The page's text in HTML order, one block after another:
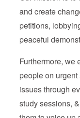
and create
petitions,
peaceful
Furthermore, we
people on urgent
issues through
study sessions,